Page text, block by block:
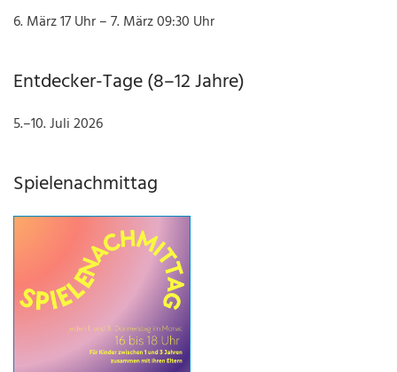
6. März 17 Uhr – 7. März 09:30 Uhr
Entdecker-Tage (8–12 Jahre)
5.–10. Juli 2026
Spielenachmittag